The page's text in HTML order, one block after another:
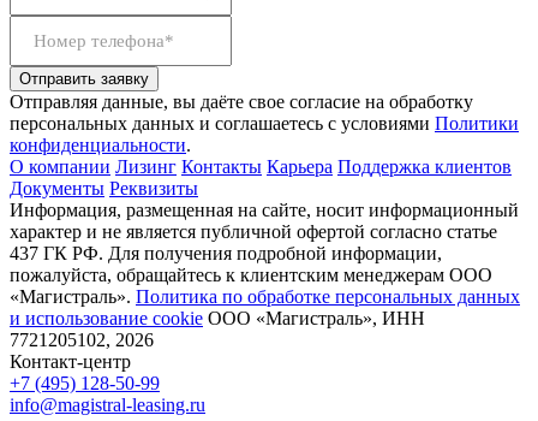
Номер телефона*
Отправить заявку
Отправляя данные, вы даёте свое согласие на обработку
персональных данных и соглашаетесь с условиями Политики
конфиденциальности.
О компании Лизинг Контакты Карьера Поддержка клиентов
Документы Реквизиты
Информация, размещенная на сайте, носит информационный
характер и не является публичной офертой согласно статье
437 ГК РФ. Для получения подробной информации,
пожалуйста, обращайтесь к клиентским менеджерам ООО
«Магистраль». Политика по обработке персональных данных
и использование сookie ООО «Магистраль», ИНН
7721205102, 2026
Контакт-центр
+7 (495) 128-50-99
info@magistral-leasing.ru